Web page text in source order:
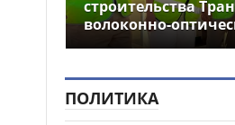
строительства
волоконно-
ПОЛИТИКА